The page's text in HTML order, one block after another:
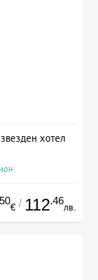
хотел
€ / 112.46
лв.